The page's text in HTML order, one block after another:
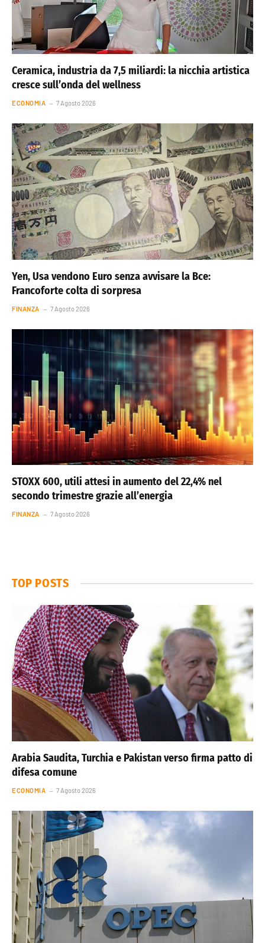
Ceramica, industria da 7,5 miliardi: la nicchia artistica
cresce sull’onda del wellness
ECONOMIA 7 Agosto 2026
Yen, Usa vendono Euro senza avvisare la Bce:
Francoforte colta di sorpresa
FINANZA 7 Agosto 2026
STOXX 600, utili attesi in aumento del 22,4% nel
secondo trimestre grazie all’energia
FINANZA 7 Agosto 2026
TOP POSTS
Arabia Saudita, Turchia e Pakistan verso firma patto di
difesa comune
ECONOMIA 7 Agosto 2026